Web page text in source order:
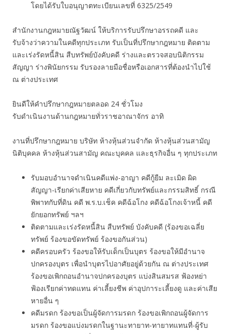
โดยได้รับใบอนุญาตทะเบียนเลขที่ 6325/2549
สำนักงานกฎหมายณัฐวัฒน์ ให้บริการรับปรึกษาอรรถคดี และ
รับจ้างว่าความในคดีทุกประเภท รับเป็นที่ปรึกษากฎหมาย ติดตาม
และเร่งรัดหนี้สิน สืบทรัพย์บังคับคดี ร่างและตรวจสอบนิติกรรม
สัญญา ร่างพินัยกรรม รับรองลายมือชื่อหรือเอกสารที่ต้องนำไปใช้
ณ ต่างประเทศ
ยินดีให้คำปรึกษากฎหมายตลอด 24 ชั่วโมง
รับดำเนินงานด้านกฎหมายทั่วราชอาณาจักร อาทิ
งานที่ปรึกษากฎหมาย บริษัท ห้างหุ้นส่วนจำกัด ห้างหุ้นส่วนสามัญ
นิติบุคคล ห้างหุ้นส่วนสามัญ คณะบุคคล และธุรกิจอื่น ๆ ทุกประเภท
รับมอบอำนาจดำเนินคดีแพ่ง-อาญา คดีกู้ยืม ละเมิด ผิด
สัญญา-เรียกค่าเสียหาย คดีเกี่ยวกับทรัพย์และกรรมสิทธิ์ กรณี
พิพาทกับที่ดิน คดี พ.ร.บ.เช็ค คดีฉ้อโกง คดีฉ้อโกงเจ้าหนี้ คดี
ยักยอกทรัพย์ ฯลฯ
ติดตามและเร่งรัดหนี้สิน สืบทรัพย์ บังคับคดี (ร้องขอเฉลี่ย
ทรัพย์ ร้องขอขัดทรัพย์ ร้องขอกันส่วน)
คดีครอบครัว ร้องขอให้รับเด็กเป็นบุตร ร้องขอให้มีอำนาจ
ปกครองบุตร เพื่อนำบุตรไปอาศัยอยู่ด้วยกัน ณ ต่างประเทศ
ร้องขอเพิกถอนอำนาจปกครองบุตร แบ่งสินสมรส ฟ้องหย่า
ฟ้องเรียกค่าทดแทน ค่าเลี้ยงชีพ ค่าอุปการะเลี้ยงดู และค่าเสีย
หายอื่น ๆ
คดีมรดก ร้องขอเป็นผู้จัดการมรดก ร้องขอเพิกถอนผู้จัดการ
มรดก ร้องขอแบ่งมรดกในฐานะทายาท-ทายาทแทนที่-ผู้รับ